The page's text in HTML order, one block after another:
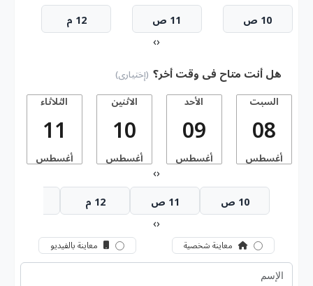
10 ص 11 ص 12 م
‹
›
هل أنت متاح فى وقت أخر؟ (إختيارى)
السبت
08
أغسطس
الأحد
09
أغسطس
الاثنين
10
أغسطس
الثلاثاء
11
أغسطس
‹
›
10 ص 11 ص 12 م
‹
›
معاينة شخصية معاينة بالفيديو